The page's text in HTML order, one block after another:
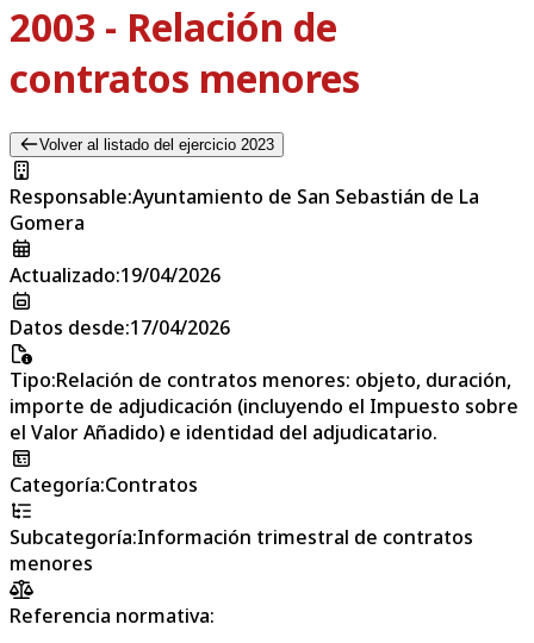
2003 - Relación de
contratos menores
Volver al listado del ejercicio 2023
Responsable:Ayuntamiento de San Sebastián de La
Gomera
Actualizado:19/04/2026
Datos desde:17/04/2026
Tipo:Relación de contratos menores: objeto, duración,
importe de adjudicación (incluyendo el Impuesto sobre
el Valor Añadido) e identidad del adjudicatario.
Categoría:Contratos
Subcategoría:Información trimestral de contratos
menores
Referencia normativa: